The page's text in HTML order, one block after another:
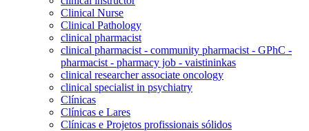
Clinical Nurse
Clinical Pathology
clinical pharmacist
clinical pharmacist - community pharmacist - GPhC -
pharmacist - pharmacy job - vaistininkas
clinical researcher associate oncology
clinical specialist in psychiatry
Clínicas
Clínicas e Lares
Clínicas e Projetos profissionais sólidos